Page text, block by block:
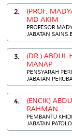
2.
(PROF.
MD AKIM
PROFESOR
JABATAN SAINS
3.
(DR.) ABDUL
MANAP
PENSYARAH
JABATAN
4.
(ENCIK)
RAHMAN
PEMBANTU
JABATAN